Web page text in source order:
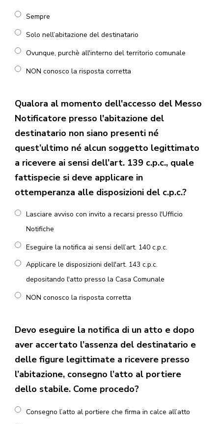
Sempre
Solo nell’abitazione del destinatario
Ovunque, purchè all'interno del territorio comunale
NON conosco la risposta corretta
Qualora al momento dell'accesso del Messo
Notificatore presso l'abitazione del
destinatario non siano presenti né
quest’ultimo né alcun soggetto legittimato
a ricevere ai sensi dell’art. 139 c.p.c., quale
fattispecie si deve applicare in
ottemperanza alle disposizioni del c.p.c.?
Lasciare avviso con invito a recarsi presso l'Ufficio
Notifiche
Eseguire la notifica ai sensi dell’art. 140 c.p.c.
Applicare le disposizioni dell'art. 143 c.p.c.
depositando l'atto presso la Casa Comunale
NON conosco la risposta corretta
Devo eseguire la notifica di un atto e dopo
aver accertato l’assenza del destinatario e
delle figure legittimate a ricevere presso
l’abitazione, consegno l’atto al portiere
dello stabile. Come procedo?
Consegno l’atto al portiere che firma in calce all’atto